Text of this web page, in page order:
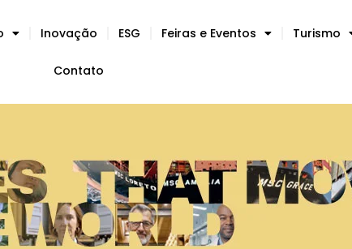
Inovação ESG Feiras e Eventos Turismo
Contato